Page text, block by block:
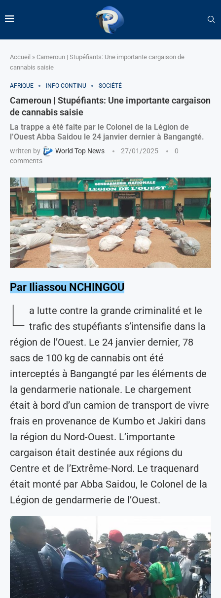
Accueil » Cameroun | Stupéfiants: Une importante cargaison de
cannabis saisie
AFRIQUE INFO CONTINU SOCIÉTÉ
Cameroun | Stupéfiants: Une importante cargaison
de cannabis saisie
La trappe a été faite par le Colonel de la Légion de
l’Ouest Abba Saidou le 24 janvier dernier à Bangangté.
written by World Top News 27/01/2025
0
comments
Par Iliassou NCHINGOU
L a lutte contre la grande criminalité et le
trafic des stupéfiants s’intensifie dans la
région de l’Ouest. Le 24 janvier dernier, 78
sacs de 100 kg de cannabis ont été
interceptés à Bangangté par les éléments de
la gendarmerie nationale. Le chargement
était à bord d’un camion de transport de vivre
frais en provenance de Kumbo et Jakiri dans
la région du Nord-Ouest. L’importante
cargaison était destinée aux régions du
Centre et de l’Extrême-Nord. Le traquenard
était monté par Abba Saidou, le Colonel de la
Légion de gendarmerie de l’Ouest.